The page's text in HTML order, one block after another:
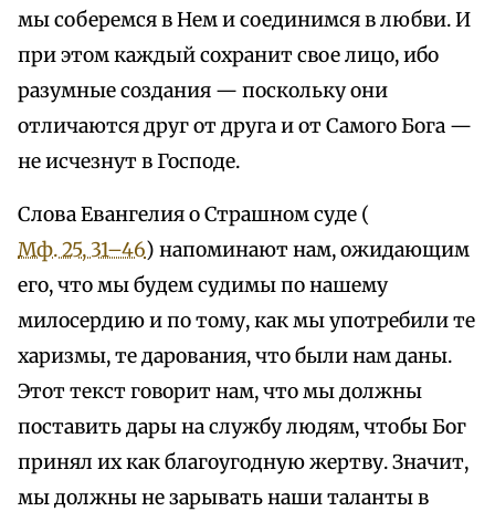
мы соберемся в Нем и соединимся в любви. И
при этом каждый сохранит свое лицо, ибо
разумные создания — поскольку они
отличаются друг от друга и от Самого Бога —
не исчезнут в Господе.
Слова Евангелия о Страшном суде (
Мф. 25, 31–46) напоминают нам, ожидающим
его, что мы будем судимы по нашему
милосердию и по тому, как мы употребили те
харизмы, те дарования, что были нам даны.
Этот текст говорит нам, что мы должны
поставить дары на службу людям, чтобы Бог
принял их как благоугодную жертву. Значит,
мы должны не зарывать наши таланты в